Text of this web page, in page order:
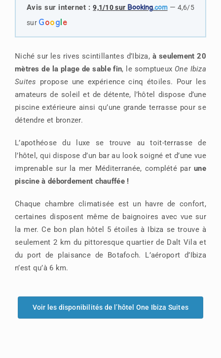
Avis sur internet : 9,1/10 sur Booking.com— 4,6/5
sur Google
Niché sur les rives scintillantes d’Ibiza, à seulement 20
mètres de la plage de sable fin, le somptueux One Ibiza
Suites propose une expérience cinq étoiles. Pour les
amateurs de soleil et de détente, l’hôtel dispose d’une
piscine extérieure ainsi qu’une grande terrasse pour se
détendre et bronzer.
L’apothéose du luxe se trouve au toit-terrasse de
l’hôtel, qui dispose d’un bar au look soigné et d’une vue
imprenable sur la mer Méditerranée, complété parune
piscine à débordement chauffée !
Chaque chambre climatisée est un havre de confort,
certaines disposent même de baignoires avec vue sur
la mer. Ce bon plan hôtel 5 étoiles à Ibiza se trouve à
seulement 2 km du pittoresque quartier de Dalt Vila et
du port de plaisance de Botafoch. L’aéroport d’Ibiza
n’est qu’à 6 km.
Voir les disponibilités de l’hôtel One Ibiza Suites